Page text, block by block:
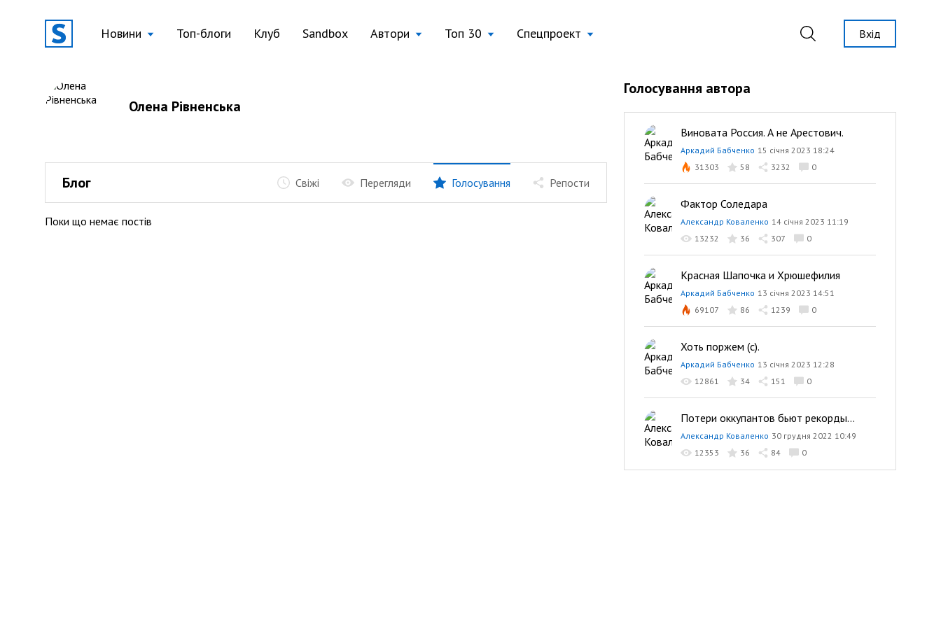
Новини Топ-блоги Клуб Sandbox Автори Топ 30 Спецпроект Вхід
Олена Рівненська
Блог Свіжі Перегляди Голосування Репости
Поки що немає постів
Голосування автора
Виновата Россия. А не Арестович.
Аркадий Бабченко 15 січня 2023 18:24
31303
58 3232 0
Фактор Соледара
Александр Коваленко 14 січня 2023 11:19
13232
36 307 0
Красная Шапочка и Хрюшефилия
Аркадий Бабченко 13 січня 2023 14:51
69107
86 1239 0
Хоть поржем (с).
Аркадий Бабченко 13 січня 2023 12:28
12861
34 151 0
Потери оккупантов бьют рекорды...
Александр Коваленко 30 грудня 2022 10:49
12353
36 84 0